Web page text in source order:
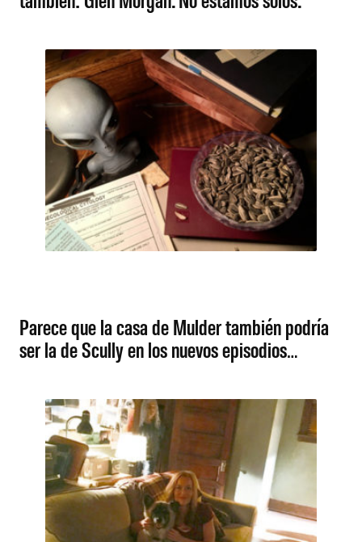
Parece que la casa de Mulder también podría
ser la de Scully en los nuevos episodios…